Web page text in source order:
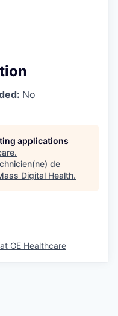
No
applications
.
de
Digital Health.
GE Healthcare